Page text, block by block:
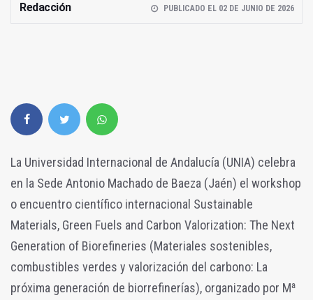
Redacción PUBLICADO EL 02 DE JUNIO DE 2026
La Universidad Internacional de Andalucía (UNIA) celebra
en la Sede Antonio Machado de Baeza (Jaén) el workshop
o encuentro científico internacional Sustainable
Materials, Green Fuels and Carbon Valorization: The Next
Generation of Biorefineries (Materiales sostenibles,
combustibles verdes y valorización del carbono: La
próxima generación de biorrefinerías), organizado por Mª